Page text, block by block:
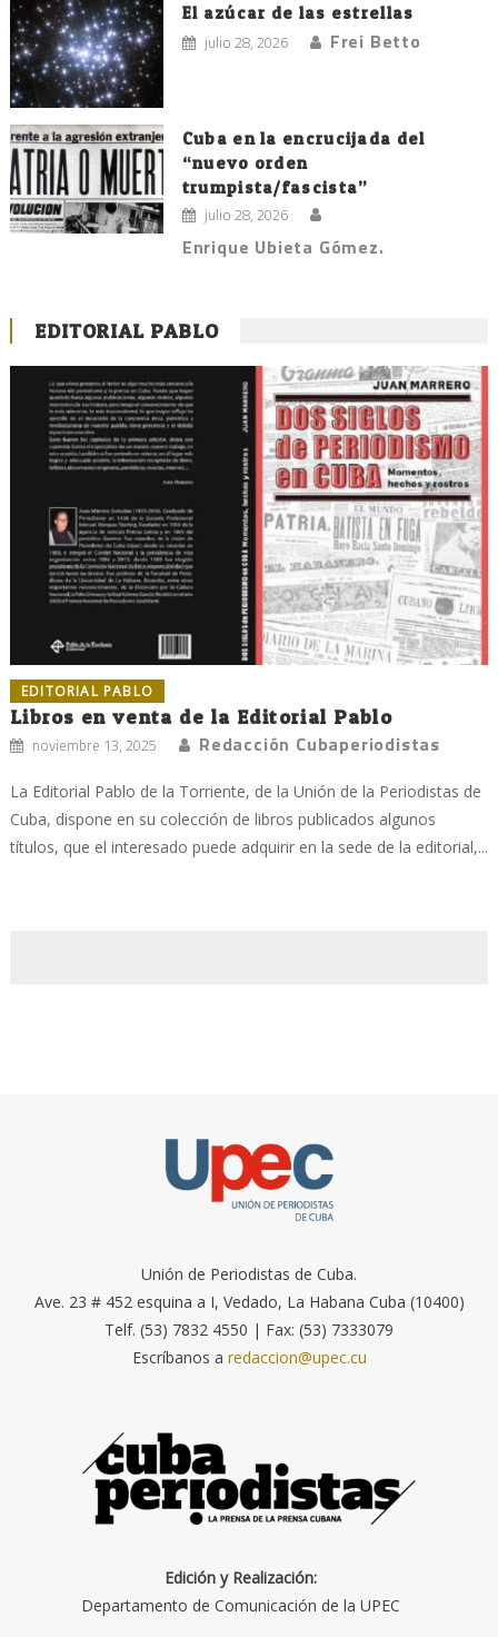
El azúcar de las estrellas
julio 28, 2026 Frei Betto
Cuba en la encrucijada del
“nuevo orden
trumpista/fascista”
julio 28, 2026
Enrique Ubieta Gómez.
EDITORIAL PABLO
EDITORIAL PABLO
Libros en venta de la Editorial Pablo
noviembre 13, 2025 Redacción Cubaperiodistas
La Editorial Pablo de la Torriente, de la Unión de la Periodistas de
Cuba, dispone en su colección de libros publicados algunos
títulos, que el interesado puede adquirir en la sede de la editorial,...
Unión de Periodistas de Cuba.
Ave. 23 # 452 esquina a I, Vedado, La Habana Cuba (10400)
Telf. (53) 7832 4550 | Fax: (53) 7333079
Escríbanos a redaccion@upec.cu
Edición y Realización:
Departamento de Comunicación de la UPEC